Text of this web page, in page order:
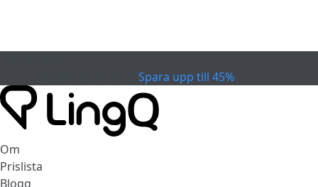
Spara upp till 45%
Om
Prislista
Blogg